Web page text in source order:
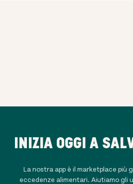
INIZIA OGGI A
La nostra app è il marketplace più
eccedenze alimentari. Aiutiamo gli